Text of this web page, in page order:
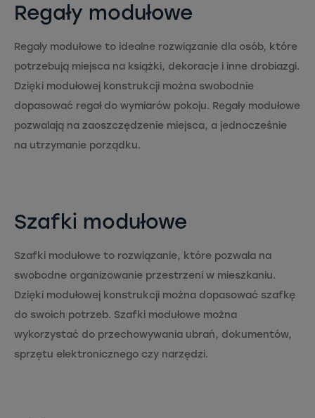
Regały modułowe
Regały modułowe to idealne rozwiązanie dla osób, które
potrzebują miejsca na książki, dekoracje i inne drobiazgi.
Dzięki modułowej konstrukcji można swobodnie
dopasować regał do wymiarów pokoju. Regały modułowe
pozwalają na zaoszczędzenie miejsca, a jednocześnie
na utrzymanie porządku.
Szafki modułowe
Szafki modułowe to rozwiązanie, które pozwala na
swobodne organizowanie przestrzeni w mieszkaniu.
Dzięki modułowej konstrukcji można dopasować szafkę
do swoich potrzeb. Szafki modułowe można
wykorzystać do przechowywania ubrań, dokumentów,
sprzętu elektronicznego czy narzędzi.